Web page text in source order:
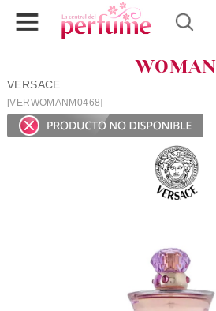
WOMAN
VERSACE
[VERWOMANM0468]